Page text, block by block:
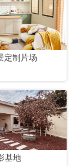
定制片场
基地